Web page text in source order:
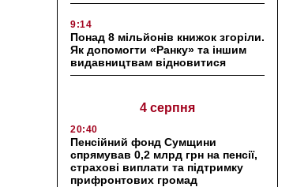
9:14
Понад 8 мільйонів книжок згоріли.
Як допомогти «Ранку» та іншим
видавництвам відновитися
4 серпня
20:40
Пенсійний фонд Сумщини
спрямував 0,2 млрд грн на пенсії,
страхові виплати та підтримку
прифронтових громад